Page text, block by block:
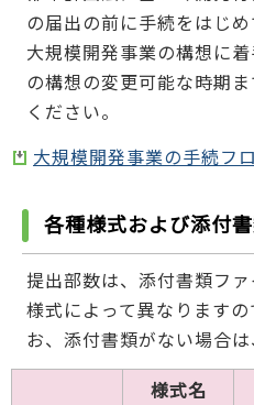
の届出の前に手続をはじめ
大規模開発事業の構想に
の構想の変更可能な時期ま
ください。
大規模開発事業の手続フ
各種様式および添付
提出部数は、添付書類ファ
様式によって異なります
お、添付書類がない場合は
様式名